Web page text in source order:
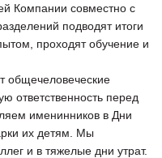
Компании совместно с
подводят итоги
проходят обучение и
общечеловеческие
ответственность перед
именинников в Дни
их детям. Мы
и в тяжелые дни утрат.